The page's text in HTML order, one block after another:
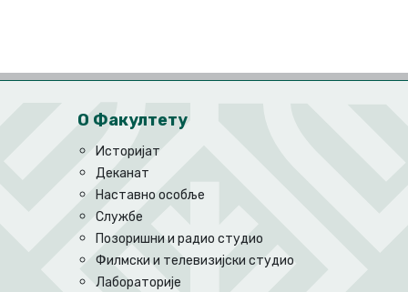
О Факултету
Историјат
Деканат
Наставно особље
Службе
Позоришни и радио студио
Филмски и телевизијски студио
Лабораторије